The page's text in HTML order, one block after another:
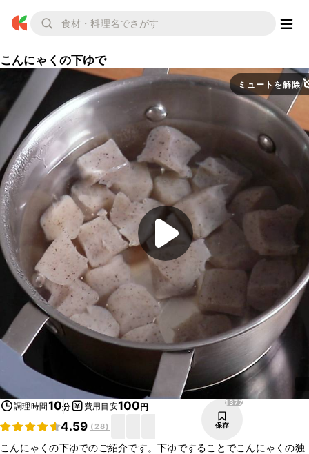
こんにゃくの下ゆで
ミュートを解除
調理時間10分 費用目安100円
4.59 (28)
1377
保存
こんにゃくの下ゆでのご紹介です。下ゆですることでこんにゃくの独